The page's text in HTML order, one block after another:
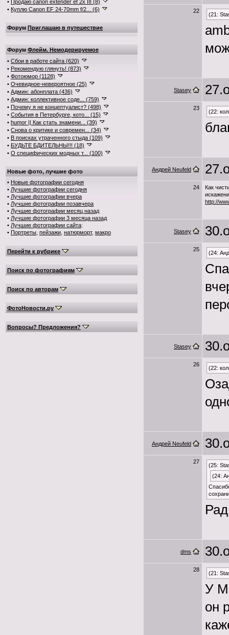
• Продаю canon extender ef 2x III (8)
• Куплю Canon EF 24-70mm f/2... (6)
Форум Приглашаю в путешествие
Форум Флейм. Немодерируемое
• Сбои в работе сайта (620)
• Рекомендую глянуть! (873)
• Фотоюмор (1128)
• Очевидное-невероятное (25)
• Админ: абонплата (436)
• Админ: коллективное соде... (759)
• Почему я не концептуалист? (498)
• События в Петербурге, кото... (15)
• humor || Как стать знамени... (39)
• Снова о критике и современ... (34)
• В поисках утраченного стыда (109)
• БУДЬТЕ БДИТЕЛЬНЫ!!! (18)
• О специфических модных т... (100)
Новые фото, лучшие фото
• Новые фотографии сегодня
• Лучшие фотографии сегодня
• Лучшие фотографии вчера
• Лучшие фотографии позавчера
• Лучшие фотографии месяц назад
• Лучшие фотографии 3 месяца назад
• Лучшие фотографии сайта:
• Портреты пейзажи натюрморт, макро
Перейти к рубрике
Поиск по фотографиям
Поиск по авторам
ФотоНовости.ру
Вопросы? Предложения?
22
(21:
Stasey
23
(22:
Андрей Neufeld
24
Как
http://
Stasey
25
(24:
Stasey
26
(22:
Андрей Neufeld
27
(25:
(24:
dms
28
(21:
У
он